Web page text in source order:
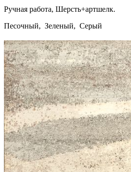
Ручная работа, Шерсть+артшелк.
Песочный, Зеленый, Серый